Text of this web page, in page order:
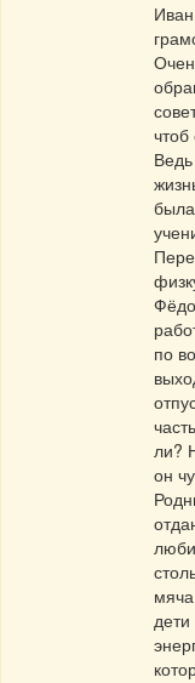
чтоб
по
ли?
он